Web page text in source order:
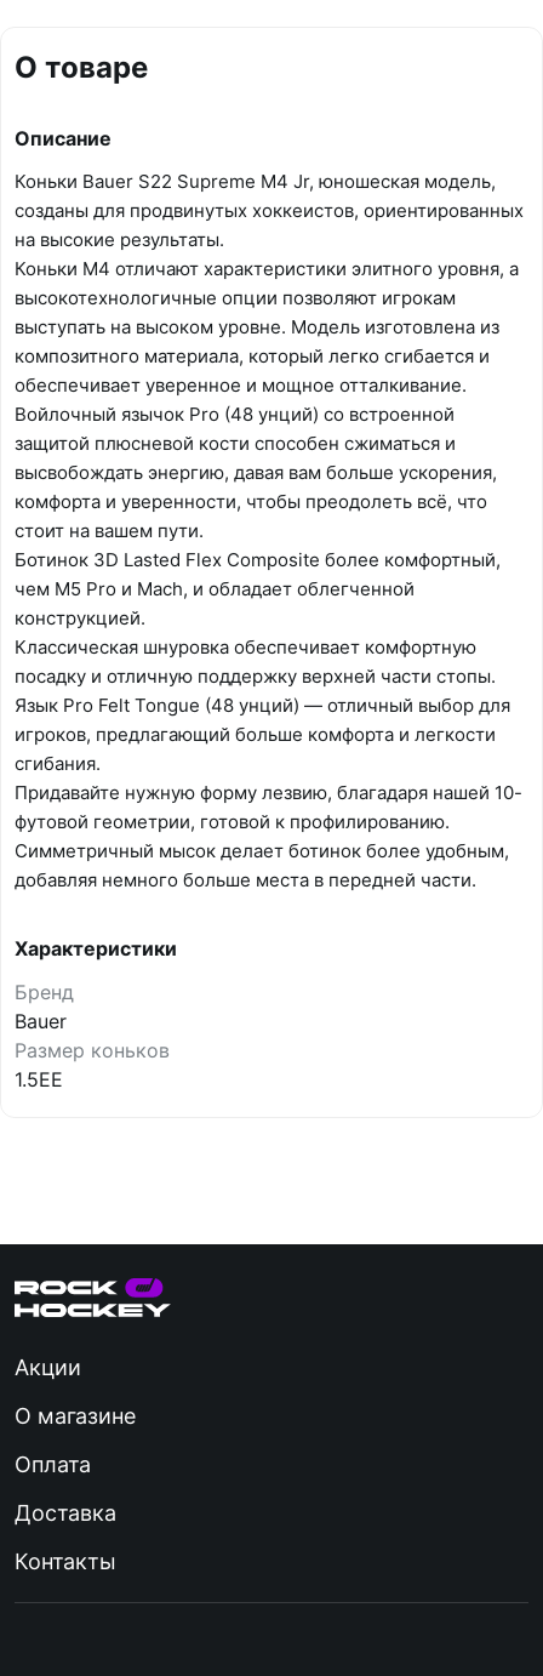
О товаре
Описание
Коньки Bauer S22 Supreme M4 Jr, юношеская модель,
созданы для продвинутых хоккеистов, ориентированных
на высокие результаты.
Коньки M4 отличают характеристики элитного уровня, а
высокотехнологичные опции позволяют игрокам
выступать на высоком уровне. Модель изготовлена из
композитного материала, который легко сгибается и
обеспечивает уверенное и мощное отталкивание.
Войлочный язычок Pro (48 унций) со встроенной
защитой плюсневой кости способен сжиматься и
высвобождать энергию, давая вам больше ускорения,
комфорта и уверенности, чтобы преодолеть всё, что
стоит на вашем пути.
Ботинок 3D Lasted Flex Composite более комфортный,
чем M5 Pro и Mach, и обладает облегченной
конструкцией.
Классическая шнуровка обеспечивает комфортную
посадку и отличную поддержку верхней части стопы.
Язык Pro Felt Tongue (48 унций) — отличный выбор для
игроков, предлагающий больше комфорта и легкости
сгибания.
Придавайте нужную форму лезвию, благадаря нашей 10-
футовой геометрии, готовой к профилированию.
Симметричный мысок делает ботинок более удобным,
добавляя немного больше места в передней части.
Характеристики
Бренд
Bauer
Размер коньков
1.5EE
Акции
О магазине
Оплата
Доставка
Контакты